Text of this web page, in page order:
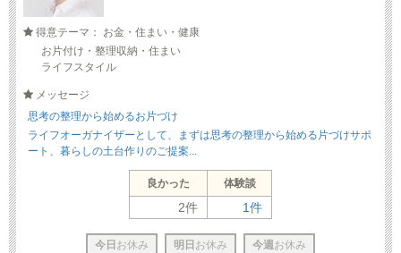
得意テーマ： お金・住まい・健康
お片付け・整理収納・住まい
ライフスタイル
メッセージ
思考の整理から始めるお片づけ
ライフオーガナイザーとして、まずは思考の整理から始める片づけサポ
ート、暮らしの土台作りのご提案...
良かった 体験談
2件 1件
今日 お休み 明日 お休み 今週 お休み